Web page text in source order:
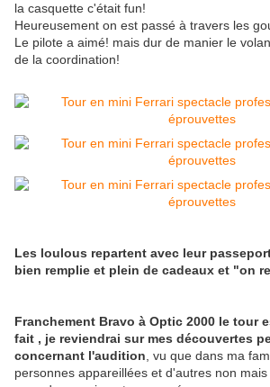
la casquette c'était fun!
Heureusement on est passé à travers les
Le pilote a aimé! mais dur de manier le
de la coordination!
Les loulous repartent avec leur
bien remplie et plein de cadeaux et "on
Franchement Bravo à Optic 2000 le tour
fait , je reviendrai sur mes découvertes
concernant l'audition , vu que dans ma
personnes appareillées et d'autres non